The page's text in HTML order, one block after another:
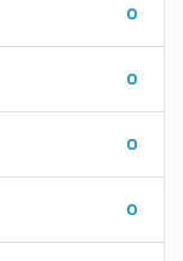
0
0
0
0